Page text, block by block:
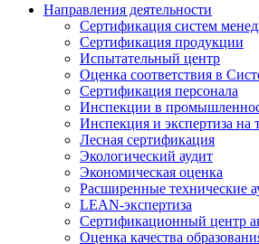
Направления деятельности
Сертификация систем
Сертификация продукции
Испытательный центр
Оценка соответствия в
Сертификация персонала
Инспекции в
Инспекция и экспертиза на
Лесная сертификация
Экологический аудит
Экономическая оценка
Расширенные технические
LEAN-экспертиза
Сертификационный центр
Оценка качества